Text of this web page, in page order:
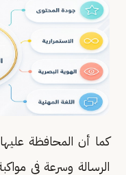
كما أن المحافظة
الرسالة وسرعة في